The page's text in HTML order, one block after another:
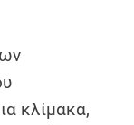
κλίμακα,